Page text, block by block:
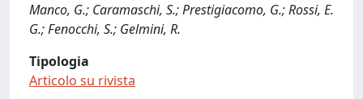
Manco, G.; Caramaschi, S.; Prestigiacomo, G.; Rossi, E.
G.; Fenocchi, S.; Gelmini, R.
Tipologia
Articolo su rivista